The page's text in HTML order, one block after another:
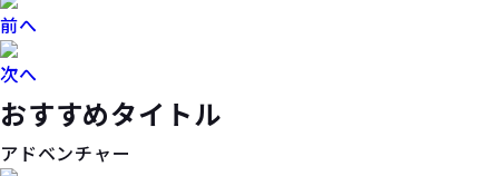
前へ
次へ
おすすめタイトル
アドベンチャー